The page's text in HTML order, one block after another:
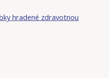
hradené zdravotnou